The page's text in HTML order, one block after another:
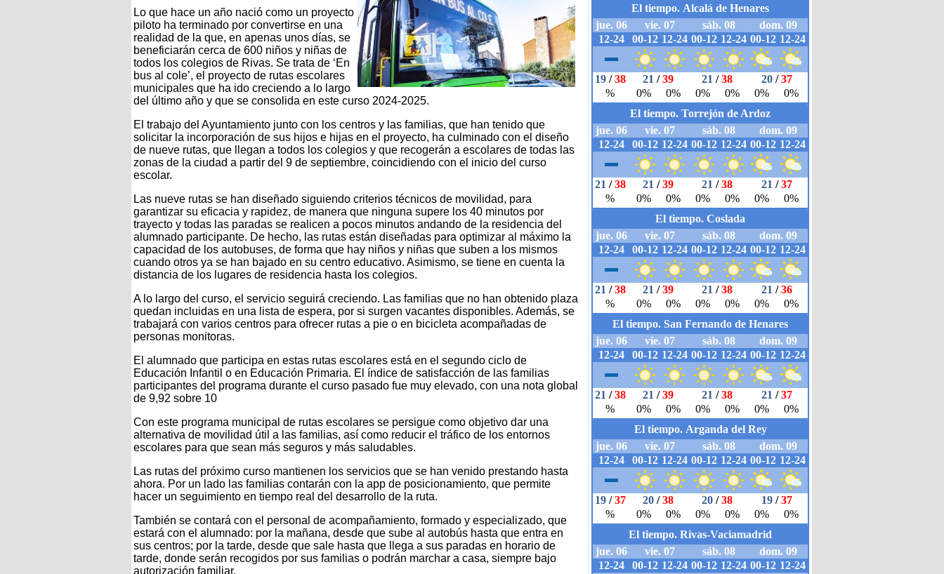
Lo que hace un año nació como un proyecto
piloto ha terminado por convertirse en una
realidad de la que, en apenas unos días, se
beneficiarán cerca de 600 niños y niñas de
todos los colegios de Rivas. Se trata de ‘En
bus al cole’, el proyecto de rutas escolares
municipales que ha ido creciendo a lo largo
del último año y que se consolida en este curso 2024-2025.
El trabajo del Ayuntamiento junto con los centros y las familias, que han tenido que
solicitar la incorporación de sus hijos e hijas en el proyecto, ha culminado con el diseño
de nueve rutas, que llegan a todos los colegios y que recogerán a escolares de todas las
zonas de la ciudad a partir del 9 de septiembre, coincidiendo con el inicio del curso
escolar.
Las nueve rutas se han diseñado siguiendo criterios técnicos de movilidad, para
garantizar su eficacia y rapidez, de manera que ninguna supere los 40 minutos por
trayecto y todas las paradas se realicen a pocos minutos andando de la residencia del
alumnado participante. De hecho, las rutas están diseñadas para optimizar al máximo la
capacidad de los autobuses, de forma que hay niños y niñas que suben a los mismos
cuando otros ya se han bajado en su centro educativo. Asimismo, se tiene en cuenta la
distancia de los lugares de residencia hasta los colegios.
A lo largo del curso, el servicio seguirá creciendo. Las familias que no han obtenido plaza
quedan incluidas en una lista de espera, por si surgen vacantes disponibles. Además, se
trabajará con varios centros para ofrecer rutas a pie o en bicicleta acompañadas de
personas monitoras.
El alumnado que participa en estas rutas escolares está en el segundo ciclo de
Educación Infantil o en Educación Primaria. El índice de satisfacción de las familias
participantes del programa durante el curso pasado fue muy elevado, con una nota global
de 9,92 sobre 10
Con este programa municipal de rutas escolares se persigue como objetivo dar una
alternativa de movilidad útil a las familias, así como reducir el tráfico de los entornos
escolares para que sean más seguros y más saludables.
Las rutas del próximo curso mantienen los servicios que se han venido prestando hasta
ahora. Por un lado las familias contarán con la app de posicionamiento, que permite
hacer un seguimiento en tiempo real del desarrollo de la ruta.
También se contará con el personal de acompañamiento, formado y especializado, que
estará con el alumnado: por la mañana, desde que sube al autobús hasta que entra en
sus centros; por la tarde, desde que sale hasta que llega a sus paradas en horario de
tarde, donde serán recogidos por sus familias o podrán marchar a casa, siempre bajo
autorización familiar.